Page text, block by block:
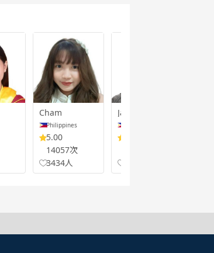
Cham
Philippines
5.00
14057次
3434人
Jami